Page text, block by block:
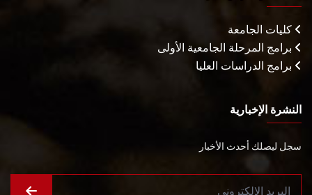
كليات الجامعة
برامج المرحلة الجامعية الأولى
برامج الدراسات العليا
النشرة الإخبارية
سجل ليصلك أحدث الأخبار